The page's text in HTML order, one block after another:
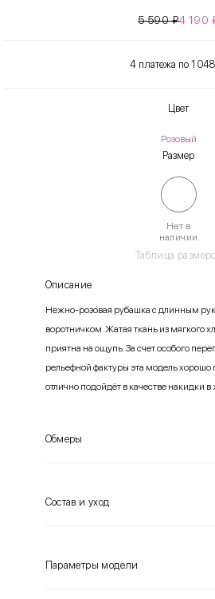
5 590₽4 190
4 платежа по 1 048
Цвет
Розовый
Размер
Таблица
Нет в
наличии
Описание
Нежно-розовая рубашка с длинным
воротничком. Жатая ткань из мягкого
приятна на ощупь. За счет особого
рельефной фактуры эта модель хорошо
отлично подойдёт в качестве накидки
Обмеры
Состав и уход
Параметры модели